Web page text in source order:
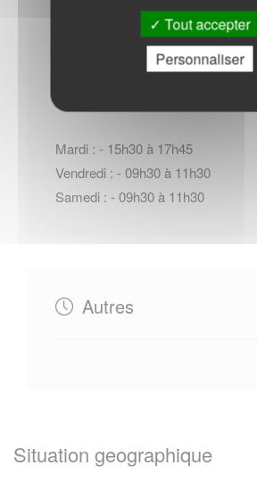
Horaires Mairie
Mardi : - 15h30 à 17h45
Vendredi : - 09h30 à 11h30
Samedi : - 09h30 à 11h30
Autres
Situation geographique
Tout accepter
Personnaliser